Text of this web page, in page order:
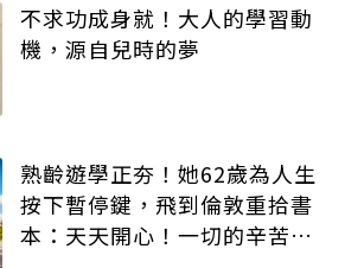
不求功成身就！大人的學習動
機，源自兒時的夢
熟齡遊學正夯！她62歲為人生
按下暫停鍵，飛到倫敦重拾書
本：天天開心！一切的辛苦都